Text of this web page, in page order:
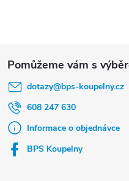
dotazy@bps-koupelny.cz
608 247 630
Informace o objednávce
BPS Koupelny